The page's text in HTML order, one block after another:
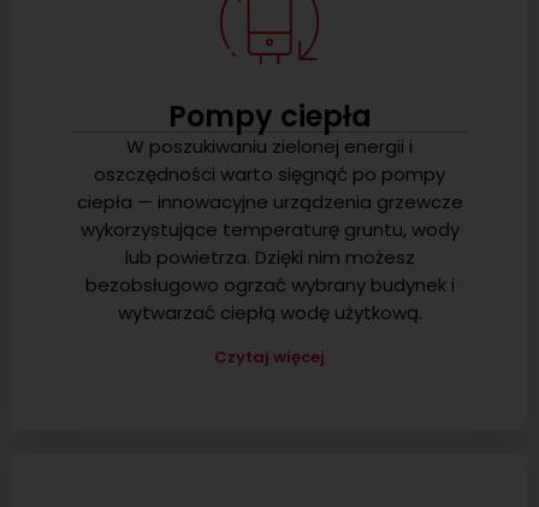
Pompy ciepła
W poszukiwaniu zielonej energii i
oszczędności warto sięgnąć po pompy
ciepła — innowacyjne urządzenia grzewcze
wykorzystujące temperaturę gruntu, wody
lub powietrza. Dzięki nim możesz
bezobsługowo ogrzać wybrany budynek i
wytwarzać ciepłą wodę użytkową.
Czytaj więcej